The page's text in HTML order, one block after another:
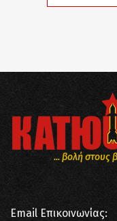
... βολή στους
Email Επικοινωνίας: